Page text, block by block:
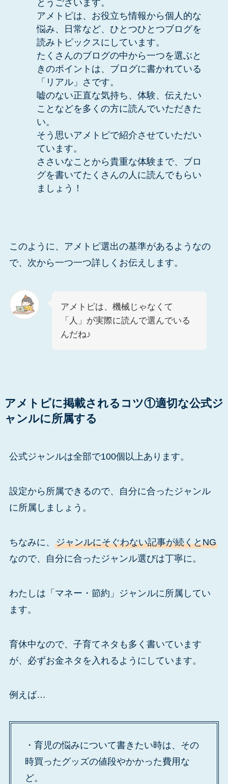
とうございます。
アメトピは、お役立ち情報から個人的な
悩み、日常など、ひとつひとつブログを
読みトピックスにしています。
たくさんのブログの中から一つを選ぶと
きのポイントは、ブログに書かれている
「リアル」さです。
嘘のない正直な気持ち、体験、伝えたい
ことなどを多くの方に読んでいただきた
い。
そう思いアメトピで紹介させていただい
ています。
ささいなことから貴重な体験まで、ブロ
グを書いてたくさんの人に読んでもらい
ましょう！
このように、アメトピ選出の基準があるようなの
で、次から一つ一つ詳しくお伝えします。
アメトピは、機械じゃなくて
「人」が実際に読んで選んでいる
んだね♪
アメトピに掲載されるコツ①適切な公式ジ
ャンルに所属する
公式ジャンルは全部で100個以上あります。
設定から所属できるので、自分に合ったジャンル
に所属しましょう。
ちなみに、 ジャンルにそぐわない記事が続くとNG
なので、自分に合ったジャンル選びは丁寧に。
わたしは「マネー・節約」ジャンルに所属してい
ます。
育休中なので、子育てネタも多く書いています
が、必ずお金ネタを入れるようにしています。
例えば…
・育児の悩みについて書きたい時は、その
時買ったグッズの値段やかかった費用な
ど。